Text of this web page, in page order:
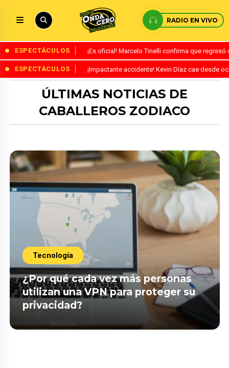
RADIO EN VIVO
ESPECTÁCULOS ¡Es oficial! Marcelo Tinelli confirma que
ESPECTÁCULOS ¡Impactante accidente! Kevin Díaz cae desde
ÚLTIMAS NOTICIAS DE
CABALLEROS ZODIACO
Tecnología
¿Por qué cada vez más personas
utilizan una VPN para proteger su
privacidad?